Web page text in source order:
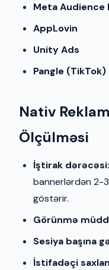
Meta Audience
AppLovin
Unity Ads
Pangle (TikTok)
Nativ
Ölçülməsi
İştirak dərəcəsi:
bannerlərdən 2-
göstərir.
Görünmə
Sesiya başına
İstifadəçi